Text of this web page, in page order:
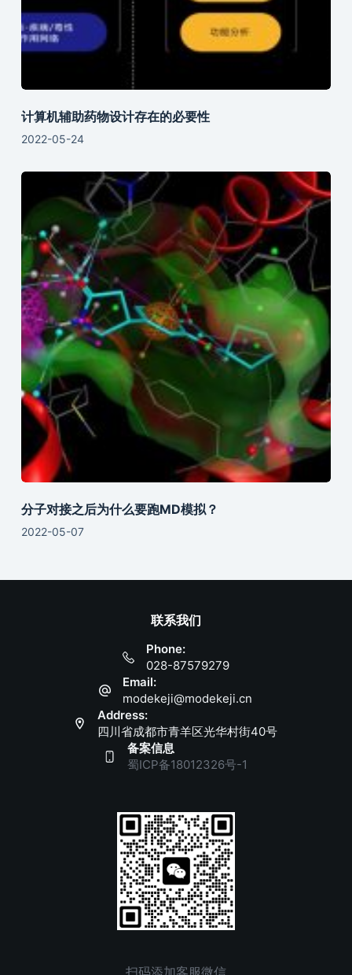
计算机辅助药物设计存在的必要性
2022-05-24
分子对接之后为什么要跑MD模拟？
2022-05-07
联系我们
Phone:
028-87579279
Email:
modekeji@modekeji.cn
Address:
四川省成都市青羊区光华村街40号
备案信息
蜀ICP备18012326号-1
扫码添加客服微信